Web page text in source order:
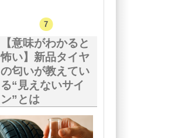
【意味がわかると
怖い】新品タイヤ
の匂いが教えてい
る“見えないサイ
ン”とは